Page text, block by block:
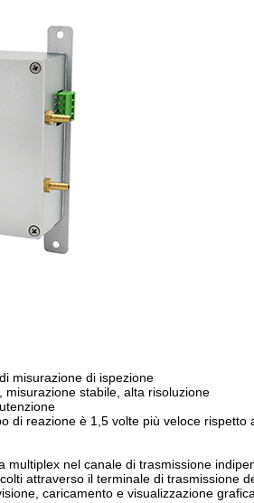
misurazione di ispezione
stabile, alta risoluzione
di reazione è 1,5 volte più veloce
nel canale di trasmissione
attraverso il terminale di trasmissione
caricamento e visualizzazione